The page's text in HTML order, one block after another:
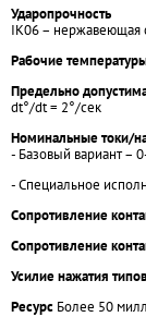
Ударопрочность
IK06 – нержавеющая
Рабочие
Предельно
dt°/dt = 2°/сек
Номинальные токи/
- Базовый вариант –
- Специальное
Сопротивление
Сопротивление
Усилие нажатия
Ресурс Более 50